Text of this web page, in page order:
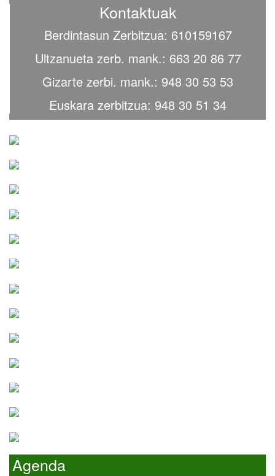
Kontaktuak
Berdintasun Zerbitzua: 610159167
Ultzanueta zerb. mank.: 663 20 86 77
Gizarte zerbi. mank.: 948 30 53 53
Euskara zerbitzua: 948 30 51 34
Agenda